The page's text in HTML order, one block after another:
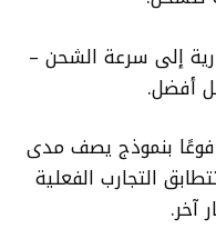
إلى سرعة الشحن –
أفضل.
بنموذج يصف مدى
التجارب الفعلية
آخر.